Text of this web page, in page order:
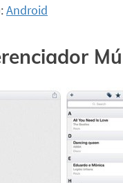
Android